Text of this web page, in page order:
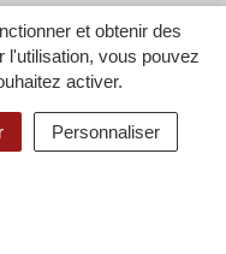
et obtenir des
l'utilisation, vous pouvez
activer.
Personnaliser